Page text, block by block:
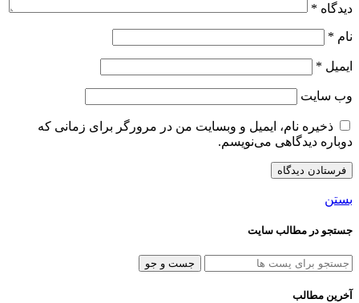
دیدگاه *
نام *
ایمیل *
وب‌ سایت
ذخیره نام، ایمیل و وبسایت من در مرورگر برای زمانی که
دوباره دیدگاهی می‌نویسم.
بستن
جستجو در مطالب سایت
جست و جو
آخرین مطالب